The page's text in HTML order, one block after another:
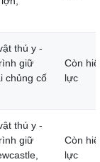
thú y -
giữ
chủng cố
Còn
lực
thú y -
giữ
Còn
lực